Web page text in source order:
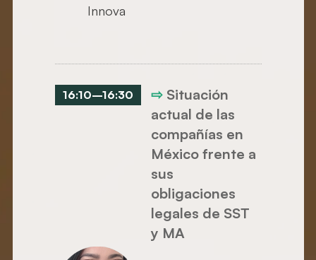
Innova
16:10–16:30 ⇨ Situación
actual de las
compañías en
México frente a
sus
obligaciones
legales de SST
y MA